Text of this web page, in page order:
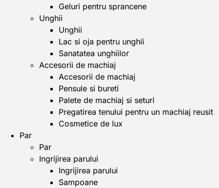
Geluri pentru sprancene
Unghii
Unghii
Lac si oja pentru unghii
Sanatatea unghiilor
Accesorii de machiaj
Accesorii de machiaj
Pensule si bureti
Palete de machiaj si seturi
Pregatirea tenului pentru un machiaj reusit
Cosmetice de lux
Par
Par
Ingrijirea parului
Ingrijirea parului
Sampoane